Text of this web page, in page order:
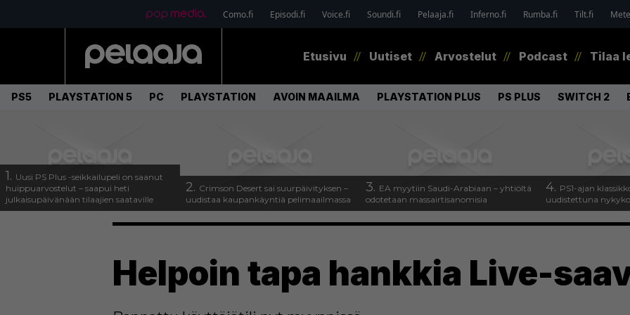
Como.fi Episodi.fi Voice.fi Soundi.fi Pelaaja.fi Inferno.fi Rumba.fi Tilt.fi
Etusivu Uutiset Arvostelut Podcast Tilaa
PS5 PLAYSTATION 5 PC PLAYSTATION AVOIN MAAILMA PLAYSTATION PLUS PS PLUS SWITCH 2
1. Uusi PS Plus -seikkailupeli on saanut
huippuarvostelut – saapui heti
julkaisupäivänään tilaajien saataville
2. Crimson Desert sai suurpäivityksen –
uudistaa kaupankäyntiä pelimaailmassa
3. EA myytiin Saudi-Arabiaan – yhtiöltä
odotetaan massairtisanomisia
4. PS1-ajan
uudistettuna
Helpoin tapa hankkia Live-